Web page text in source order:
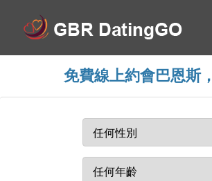
免費線上約會巴恩斯